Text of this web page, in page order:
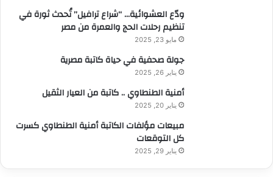
ودّع العشوائية… “شراع ترافيل” تُحدث ثورة في
تنظيم رحلات الحج والعمرة من مصر
مايو 23, 2025
جولة صحفية في حياة كاتبة مصرية
يناير 26, 2025
أمنية الطنطاوي .. كاتبة من العيار الثقيل
يناير 20, 2025
مبيعات مؤلفات الكاتبة أمنية الطنطاوي كسرت
كل التوقعات
يناير 29, 2025